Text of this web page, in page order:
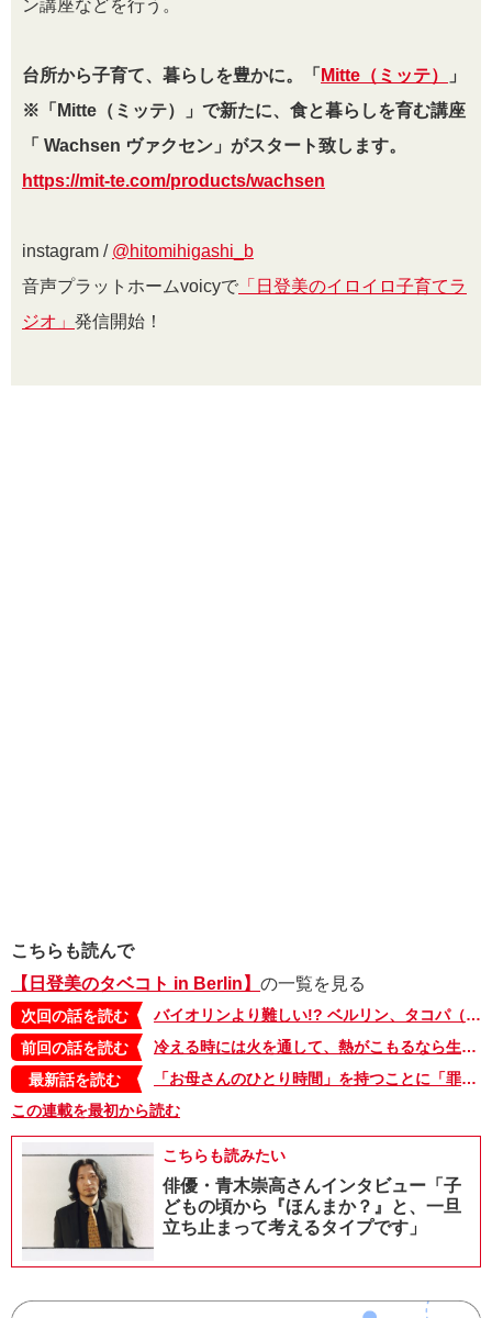
ン講座などを行う。
台所から子育て、暮らしを豊かに。「 Mitte（ミッテ）
」
※「Mitte（ミッテ）」で新たに、食と暮らしを育む講座
「 Wachsen ヴァクセン」がスタート致します。
https://mit-te.com/products/wachsen
instagram / @hitomihigashi_b
音声プラットホームvoicyで 「日登美のイロイロ子育てラ
ジオ」 発信開始！
こちらも読んで
【日登美のタベコト in Berlin】 の一覧を見る
次回の話を読む
バイオリンより難しい!? ベルリン、タコパ（たこ焼きパーティー）レポート！【日登美のタベコト in Berlin・6】
前回の話を読む
冷える時には火を通して、熱がこもるなら生で。夏にトマトを食べる理由【日登美のタベコト in Berlin・4】
最新話を読む
「お母さんのひとり時間」を持つことに「罪悪感」は不要。家族を頼れないときは、お母さん同士で助け合いたい【タベコト in Berlin・130】
この連載を最初から読む
こちらも読みたい
俳優・青木崇高さんインタビュー「子
どもの頃から『ほんまか？』と、一旦
立ち止まって考えるタイプです」